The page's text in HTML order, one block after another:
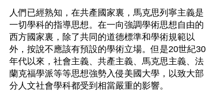
人們已經熟知，在共產國家裏，馬克思列寧主義是
一切學科的指導思想。在一向強調學術思想自由的
西方國家裏，除了共同的道德標準和學術規範以
外，按說不應該有預設的學術立場。但是20世紀30
年代以來，社會主義、共產主義、馬克思主義、法
蘭克福學派等等思想強勢入侵美國大學，以致大部
分人文社會學科都受到相當嚴重的影響。